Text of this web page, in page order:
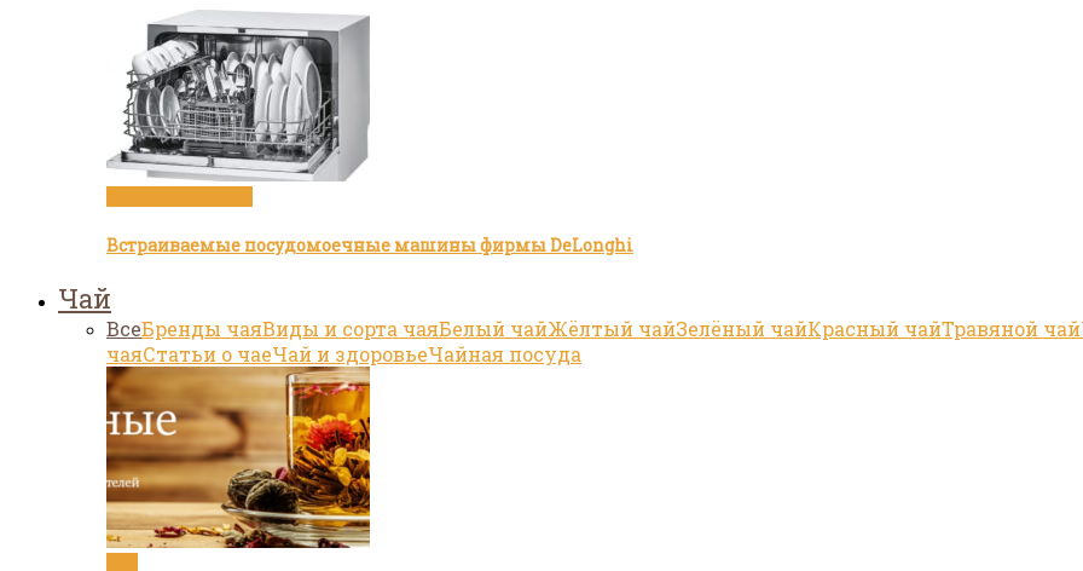
Встраиваемые посудомоечные машины фирмы DeLonghi
Чай
ВсеБренды чаяВиды и сорта чаяБелый чайЖёлтый чайЗелёный чайКрасный чайТравяной чай
чаяСтатьи о чаеЧай и здоровьеЧайная посуда